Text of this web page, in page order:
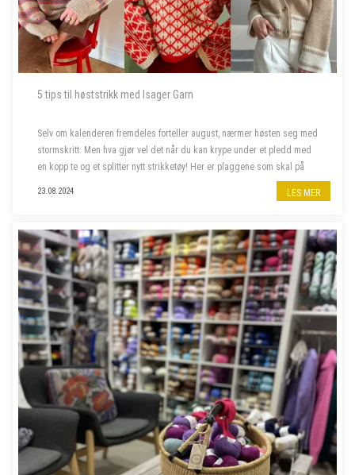
5 tips til høststrikk med Isager Garn
Selv om kalenderen fremdeles forteller august, nærmer høsten seg med
stormskritt. Men hva gjør vel det når du kan krype under et pledd med
en kopp te og et splitter nytt strikketøy! Her er plaggene som skal på
23.08.2024 LES MER